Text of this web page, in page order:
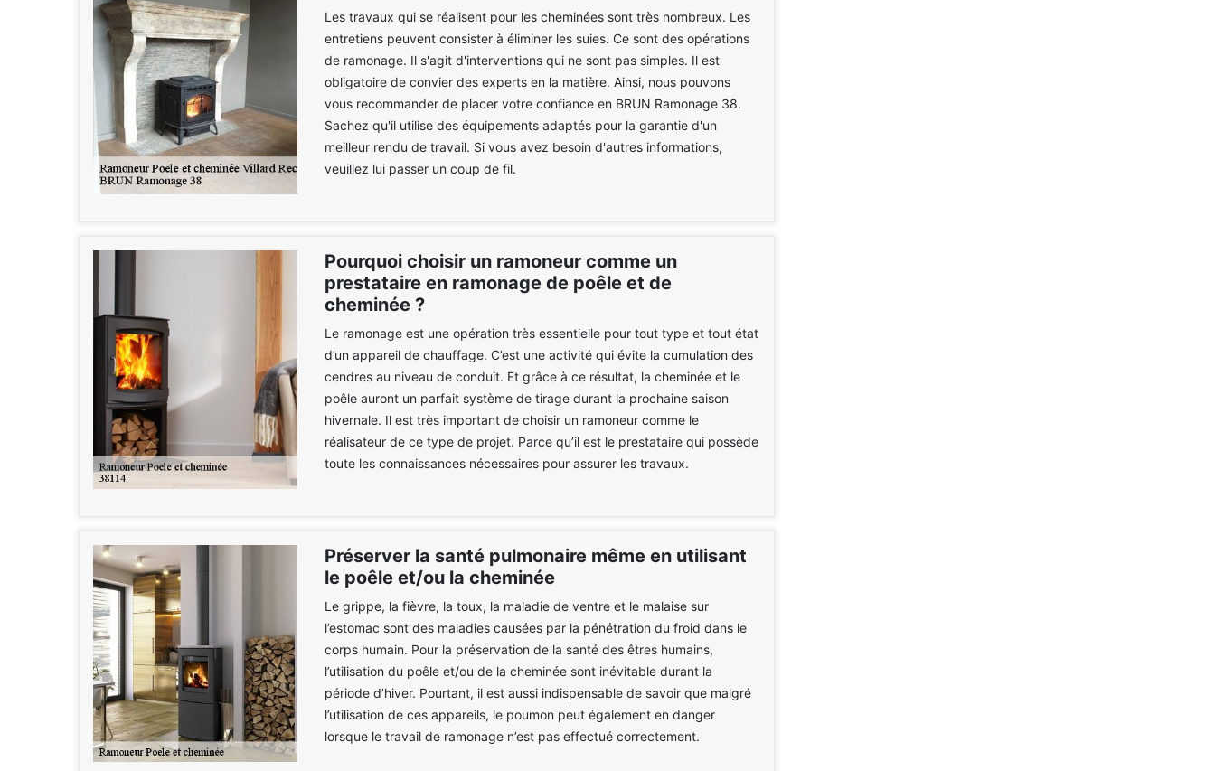
Les travaux qui se réalisent pour les cheminées sont très nombreux. Les
entretiens peuvent consister à éliminer les suies. Ce sont des opérations
de ramonage. Il s'agit d'interventions qui ne sont pas simples. Il est
obligatoire de convier des experts en la matière. Ainsi, nous pouvons
vous recommander de placer votre confiance en BRUN Ramonage 38.
Sachez qu'il utilise des équipements adaptés pour la garantie d'un
meilleur rendu de travail. Si vous avez besoin d'autres informations,
veuillez lui passer un coup de fil.
Pourquoi choisir un ramoneur comme un
prestataire en ramonage de poêle et de
cheminée ?
Le ramonage est une opération très essentielle pour tout type et tout état
d’un appareil de chauffage. C’est une activité qui évite la cumulation des
cendres au niveau de conduit. Et grâce à ce résultat, la cheminée et le
poêle auront un parfait système de tirage durant la prochaine saison
hivernale. Il est très important de choisir un ramoneur comme le
réalisateur de ce type de projet. Parce qu’il est le prestataire qui possède
toute les connaissances nécessaires pour assurer les travaux.
Préserver la santé pulmonaire même en utilisant
le poêle et/ou la cheminée
Le grippe, la fièvre, la toux, la maladie de ventre et le malaise sur
l’estomac sont des maladies causées par la pénétration du froid dans le
corps humain. Pour la préservation de la santé des êtres humains,
l’utilisation du poêle et/ou de la cheminée sont inévitable durant la
période d’hiver. Pourtant, il est aussi indispensable de savoir que malgré
l’utilisation de ces appareils, le poumon peut également en danger
lorsque le travail de ramonage n’est pas effectué correctement.